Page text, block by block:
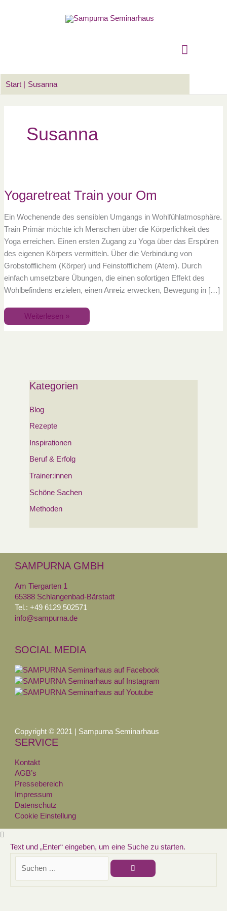
Start Susanna
Susanna
Yogaretreat Train your Om
Ein Wochenende des sensiblen Umgangs in Wohlfühlatmosphäre.
Train Primär möchte ich Menschen über die Körperlichkeit des
Yoga erreichen. Einen ersten Zugang zu Yoga über das Erspüren
des eigenen Körpers vermitteln. Über die Verbindung von
Grobstofflichem (Körper) und Feinstofflichem (Atem). Durch
einfach umsetzbare Übungen, die einen sofortigen Effekt des
Wohlbefindens erzielen, einen Anreiz erwecken, Bewegung in […]
Weiterlesen »
Kategorien
Blog
Rezepte
Inspirationen
Beruf & Erfolg
Trainer:innen
Schöne Sachen
Methoden
SAMPURNA GMBH
Am Tiergarten 1
65388 Schlangenbad-Bärstadt
Tel.: +49 6129 502571
info@sampurna.de
SOCIAL MEDIA
Copyright © 2021 | Sampurna Seminarhaus
SERVICE
Kontakt
AGB’s
Pressebereich
Impressum
Datenschutz
Cookie Einstellung
Text und „Enter“ eingeben, um eine Suche zu starten.